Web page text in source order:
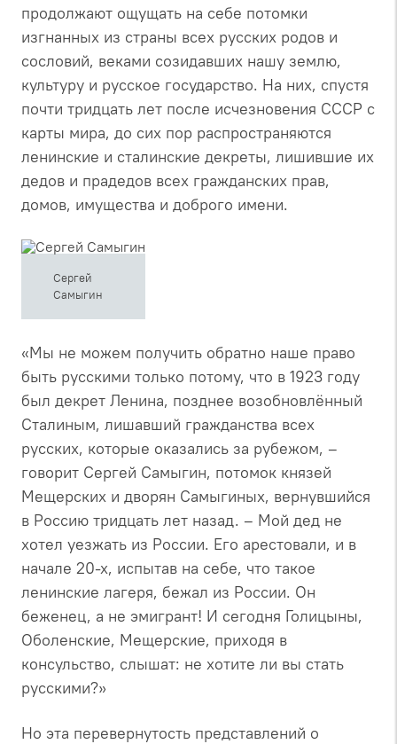
продолжают ощущать на себе потомки
изгнанных из страны всех русских родов и
сословий, веками созидавших нашу землю,
культуру и русское государство. На них, спустя
почти тридцать лет после исчезновения СССР с
карты мира, до сих пор распространяются
ленинские и сталинские декреты, лишившие их
дедов и прадедов всех гражданских прав,
домов, имущества и доброго имени.
Сергей
Самыгин
«Мы не можем получить обратно наше право
быть русскими только потому, что в 1923 году
был декрет Ленина, позднее возобновлённый
Сталиным, лишавший гражданства всех
русских, которые оказались за рубежом, –
говорит Сергей Самыгин, потомок князей
Мещерских и дворян Самыгиных, вернувшийся
в Россию тридцать лет назад. – Мой дед не
хотел уезжать из России. Его арестовали, и в
начале 20-х, испытав на себе, что такое
ленинские лагеря, бежал из России. Он
беженец, а не эмигрант! И сегодня Голицыны,
Оболенские, Мещерские, приходя в
консульство, слышат: не хотите ли вы стать
русскими?»
Но эта перевернутость представлений о